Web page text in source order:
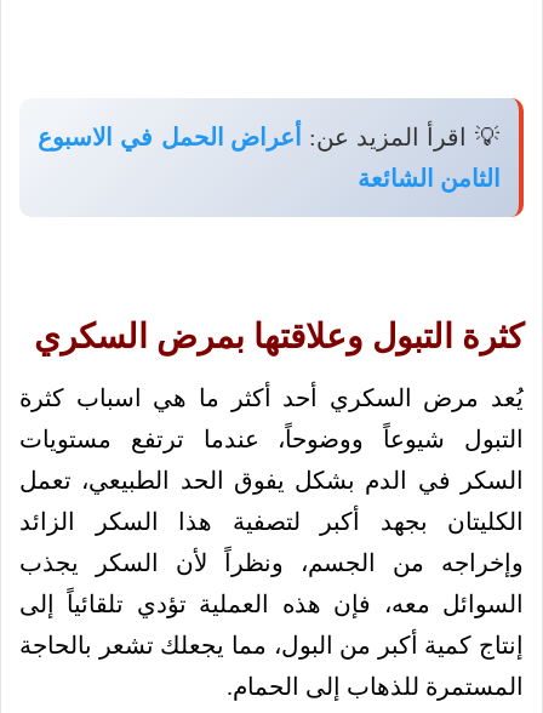
💡 اقرأ المزيد عن:
أعراض الحمل في الاسبوع
الثامن الشائعة
كثرة التبول وعلاقتها بمرض السكري
يُعد مرض السكري أحد أكثر ما هي اسباب كثرة
التبول شيوعاً ووضوحاً، عندما ترتفع مستويات
السكر في الدم بشكل يفوق الحد الطبيعي، تعمل
الكليتان بجهد أكبر لتصفية هذا السكر الزائد
وإخراجه من الجسم، ونظراً لأن السكر يجذب
السوائل معه، فإن هذه العملية تؤدي تلقائياً إلى
إنتاج كمية أكبر من البول، مما يجعلك تشعر بالحاجة
المستمرة للذهاب إلى الحمام.